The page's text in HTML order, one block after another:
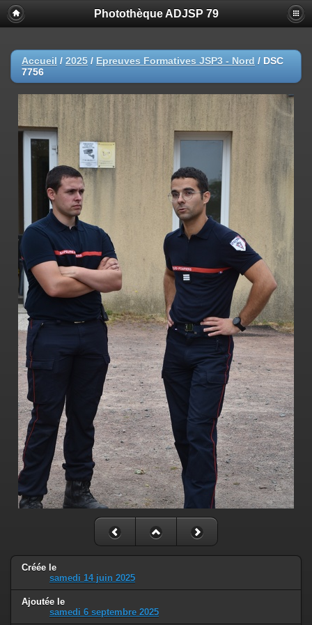
Photothèque ADJSP 79
Accueil / 2025 / Epreuves Formatives JSP3 - Nord / DSC
7756
Créée le
samedi 14 juin 2025
Ajoutée le
samedi 6 septembre 2025